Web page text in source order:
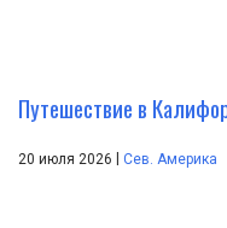
Путешествие в
20 июля 2026 Сев. Америка